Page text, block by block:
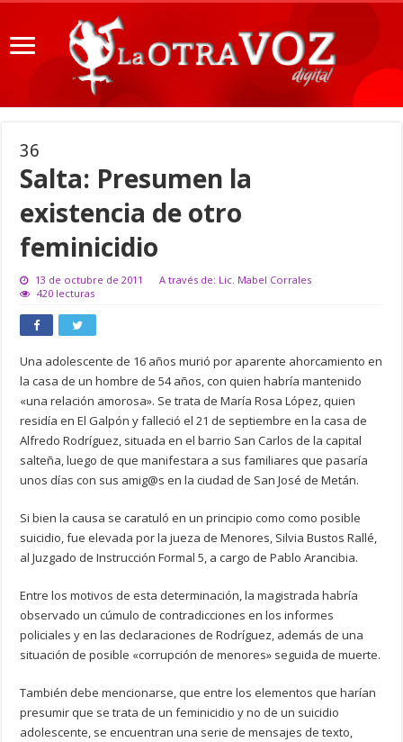
36
Salta: Presumen la
existencia de otro
feminicidio
13 de octubre de 2011
A través de: Lic. Mabel Corrales
420 lecturas
Una adolescente de 16 años murió por aparente ahorcamiento en
la casa de un hombre de 54 años, con quien habría mantenido
«una relación amorosa». Se trata de María Rosa López, quien
residía en El Galpón y falleció el 21 de septiembre en la casa de
Alfredo Rodríguez, situada en el barrio San Carlos de la capital
salteña, luego de que manifestara a sus familiares que pasaría
unos días con sus amig@s en la ciudad de San José de Metán.
Si bien la causa se caratuló en un principio como como posible
suicidio, fue elevada por la jueza de Menores, Silvia Bustos Rallé,
al Juzgado de Instrucción Formal 5, a cargo de Pablo Arancibia.
Entre los motivos de esta determinación, la magistrada habría
observado un cúmulo de contradicciones en los informes
policiales y en las declaraciones de Rodríguez, además de una
situación de posible «corrupción de menores» seguida de muerte.
También debe mencionarse, que entre los elementos que harían
presumir que se trata de un feminicidio y no de un suicidio
adolescente, se encuentran una serie de mensajes de texto,